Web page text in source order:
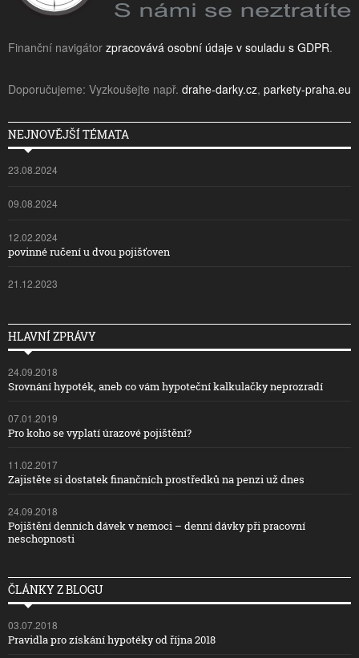
Finanční navigátor zpracovává osobní údaje v souladu s GDPR.
Doporučujeme: Vyzkoušejte např. drahe-darky.cz, parkety-praha.eu
NEJNOVĚJŠÍ TÉMATA
23.08.2024
09.08.2024
12.02.2024
povinné ručení u dvou pojišťoven
21.12.2023
HLAVNÍ ZPRÁVY
24.09.2018
Srovnání hypoték, aneb co vám hypoteční kalkulačky neprozradí
07.01.2019
Pro koho se vyplatí úrazové pojištění?
11.02.2017
Zajistěte si dostatek finančních prostředků na penzi už dnes
24.09.2018
Pojištění denních dávek v nemoci – denní dávky při pracovní
neschopnosti
ČLÁNKY Z BLOGU
03.07.2018
Pravidla pro získání hypotéky od října 2018